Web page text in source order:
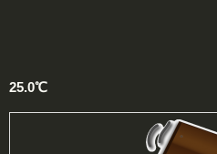
25.0℃